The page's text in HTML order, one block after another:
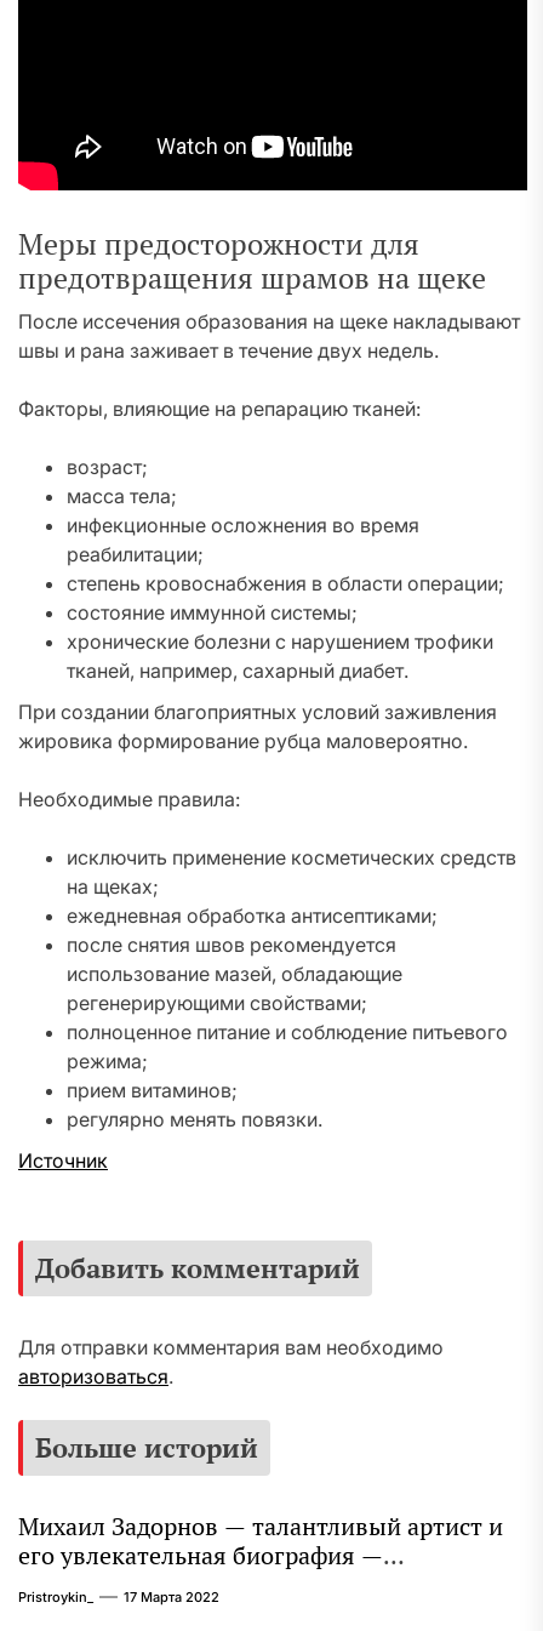
Меры предосторожности для
предотвращения шрамов на щеке
После иссечения образования на щеке накладывают
швы и рана заживает в течение двух недель.
Факторы, влияющие на репарацию тканей:
возраст;
масса тела;
инфекционные осложнения во время
реабилитации;
степень кровоснабжения в области операции;
состояние иммунной системы;
хронические болезни с нарушением трофики
тканей, например, сахарный диабет.
При создании благоприятных условий заживления
жировика формирование рубца маловероятно.
Необходимые правила:
исключить применение косметических средств
на щеках;
ежедневная обработка антисептиками;
после снятия швов рекомендуется
использование мазей, обладающие
регенерирующими свойствами;
полноценное питание и соблюдение питьевого
режима;
прием витаминов;
регулярно менять повязки.
Источник
Добавить комментарий
Для отправки комментария вам необходимо
авторизоваться.
Больше историй
Михаил Задорнов — талантливый артист и
его увлекательная биография —
выдающиеся достижения, известность и
интересные факты из личной жизни!
Pristroykin_ 17 Марта 2022